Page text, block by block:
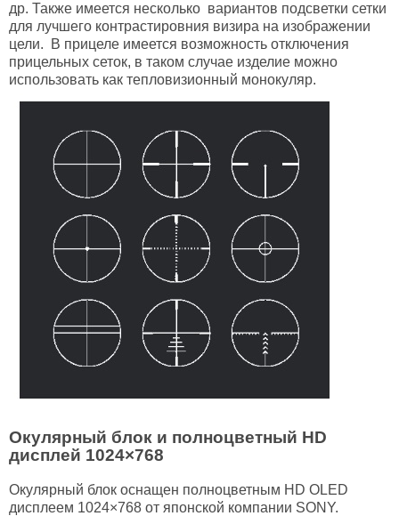
др. Также имеется несколько вариантов подсветки сетки
для лучшего контрастировния визира на изображении
цели. В прицеле имеется возможность отключения
прицельных сеток, в таком случае изделие можно
использовать как тепловизионный монокуляр.
Окулярный блок и полноцветный HD
дисплей 1024×768
Окулярный блок оснащен полноцветным HD OLED
дисплеем 1024×768 от японской компании SONY.